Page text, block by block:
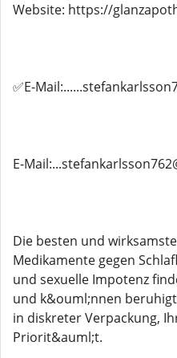
Website: https://
✅E-
E-
Die besten und
Medikamente gegen
und sexuelle Impotenz
und k&ouml;nnen
in diskreter Verpackung,
Priorit&auml;t.